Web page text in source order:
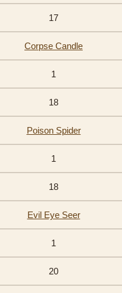
17
Corpse Candle
1
18
Poison Spider
1
18
Evil Eye Seer
1
20